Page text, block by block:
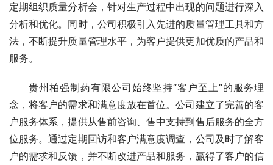
定期组织质量分析会，针对生产过程中出现的问题进行深入
分析和优化。同时，公司积极引入先进的质量管理工具和方
法，不断提升质量管理水平，为客户提供更加优质的产品和
服务。
贵州柏强制药有限公司始终坚持“客户至上”的服务理
念，将客户的需求和满意度放在首位。公司建立了完善的客
户服务体系，提供从售前咨询、售中支持到售后服务的全方
位服务。通过定期回访和客户满意度调查，公司及时了解客
户的需求和反馈，并不断改进产品和服务，赢得了客户的信